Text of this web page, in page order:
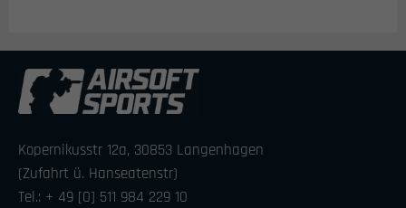
Kopernikusstr 12a, 30853 Langenhagen
(Zufahrt ü. Hanseatenstr)
Tel.: + 49 [0] 511 984 229 10